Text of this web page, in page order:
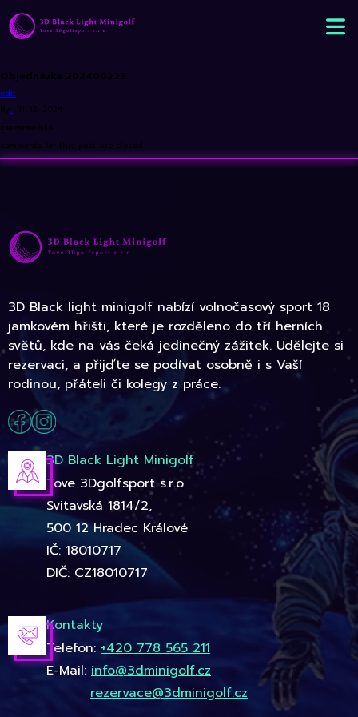
Objednávka 202400223
edit
By • 11. 12. 2024
comments
comments for this post are closed
3D Black light minigolf nabízí volnočasový sport 18
jamkovém hřišti, které je rozděleno do tří herních
světů, kde na vás čeká jedinečný zážitek. Udělejte si
rezervaci, a přijďte se podívat osobně i s Vaší
rodinou, přáteli či kolegy z práce.
3D Black Light Minigolf
Tove 3Dgolfsport s.r.o.
Svitavská 1814/2,
500 12 Hradec Králové
IČ: 18010717
DIČ: CZ18010717
Kontakty
Telefon: +420 778 565 211
E-Mail: info@3dminigolf.cz
rezervace@3dminigolf.cz